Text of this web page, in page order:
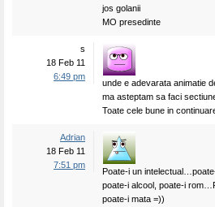
jos golanii
MO presedinte
s
18 Feb 11
6:49 pm
unde e adevarata animatie
ma asteptam sa faci
Toate cele bune in
Adrian
18 Feb 11
7:51 pm
Poate-i un
poate-i alcool, poate-i
poate-i mata =))